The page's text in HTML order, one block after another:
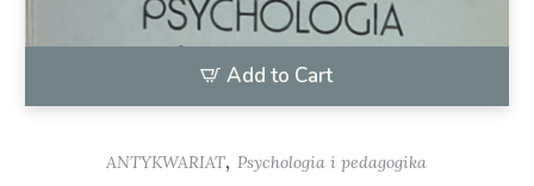
Add to Cart
ANTYKWARIAT,Psychologia i pedagogika